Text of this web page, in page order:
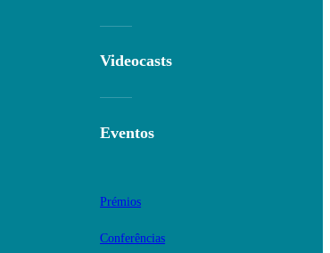
Videocasts
Eventos
Prémios
Conferências